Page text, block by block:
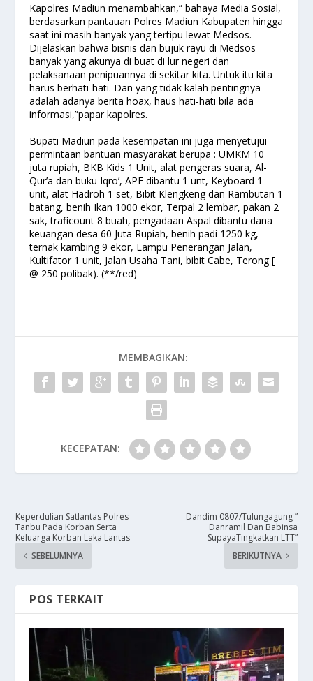
Kapolres Madiun menambahkan,” bahaya Media Sosial,
berdasarkan pantauan Polres Madiun Kabupaten hingga
saat ini masih banyak yang tertipu lewat Medsos.
Dijelaskan bahwa bisnis dan bujuk rayu di Medsos
banyak yang akunya di buat di lur negeri dan
pelaksanaan penipuannya di sekitar kita. Untuk itu kita
harus berhati-hati. Dan yang tidak kalah pentingnya
adalah adanya berita hoax, haus hati-hati bila ada
informasi,”papar kapolres.
Bupati Madiun pada kesempatan ini juga menyetujui
permintaan bantuan masyarakat berupa : UMKM 10
juta rupiah, BKB Kids 1 Unit, alat pengeras suara, Al-
Qur’a dan buku Iqro’, APE dibantu 1 unt, Keyboard 1
unit, alat Hadroh 1 set, Bibit Klengkeng dan Rambutan 1
batang, benih Ikan 1000 ekor, Terpal 2 lembar, pakan 2
sak, traficount 8 buah, pengadaan Aspal dibantu dana
keuangan desa 60 Juta Rupiah, benih padi 1250 kg,
ternak kambing 9 ekor, Lampu Penerangan Jalan,
Kultifator 1 unit, Jalan Usaha Tani, bibit Cabe, Terong [
@ 250 polibak). (**/red)
MEMBAGIKAN:
KECEPATAN:
Keperdulian Satlantas Polres
Tanbu Pada Korban Serta
Keluarga Korban Laka Lantas
SEBELUMNYA
Dandim 0807/Tulungagung ”
Danramil Dan Babinsa
SupayaTingkatkan LTT”
BERIKUTNYA
POS TERKAIT